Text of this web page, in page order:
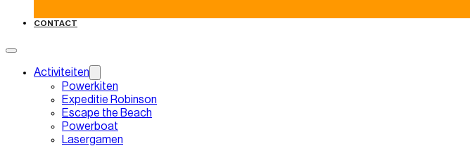
CONTACT
Activiteiten
Powerkiten
Expeditie Robinson
Escape the Beach
Powerboat
Lasergamen